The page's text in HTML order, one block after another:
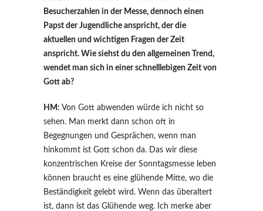
Besucherzahlen in der Messe, dennoch einen
Papst der Jugendliche anspricht, der die
aktuellen und wichtigen Fragen der Zeit
anspricht. Wie siehst du den allgemeinen Trend,
wendet man sich in einer schnelllebigen Zeit von
Gott ab?
HM: Von Gott abwenden würde ich nicht so
sehen. Man merkt dann schon oft in
Begegnungen und Gesprächen, wenn man
hinkommt ist Gott schon da. Das wir diese
konzentrischen Kreise der Sonntagsmesse leben
können braucht es eine glühende Mitte, wo die
Beständigkeit gelebt wird. Wenn das überaltert
ist, dann ist das Glühende weg. Ich merke aber